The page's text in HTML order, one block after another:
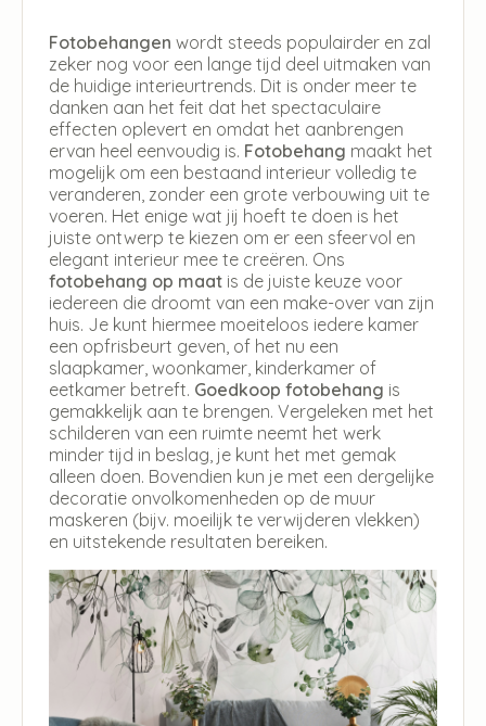
Fotobehangen wordt steeds populairder en zal
zeker nog voor een lange tijd deel uitmaken van
de huidige interieurtrends. Dit is onder meer te
danken aan het feit dat het spectaculaire
effecten oplevert en omdat het aanbrengen
ervan heel eenvoudig is. Fotobehang maakt het
mogelijk om een bestaand interieur volledig te
veranderen, zonder een grote verbouwing uit te
voeren. Het enige wat jij hoeft te doen is het
juiste ontwerp te kiezen om er een sfeervol en
elegant interieur mee te creëren. Ons
fotobehang op maat is de juiste keuze voor
iedereen die droomt van een make-over van zijn
huis. Je kunt hiermee moeiteloos iedere kamer
een opfrisbeurt geven, of het nu een
slaapkamer, woonkamer, kinderkamer of
eetkamer betreft. Goedkoop fotobehang is
gemakkelijk aan te brengen. Vergeleken met het
schilderen van een ruimte neemt het werk
minder tijd in beslag, je kunt het met gemak
alleen doen. Bovendien kun je met een dergelijke
decoratie onvolkomenheden op de muur
maskeren (bijv. moeilijk te verwijderen vlekken)
en uitstekende resultaten bereiken.